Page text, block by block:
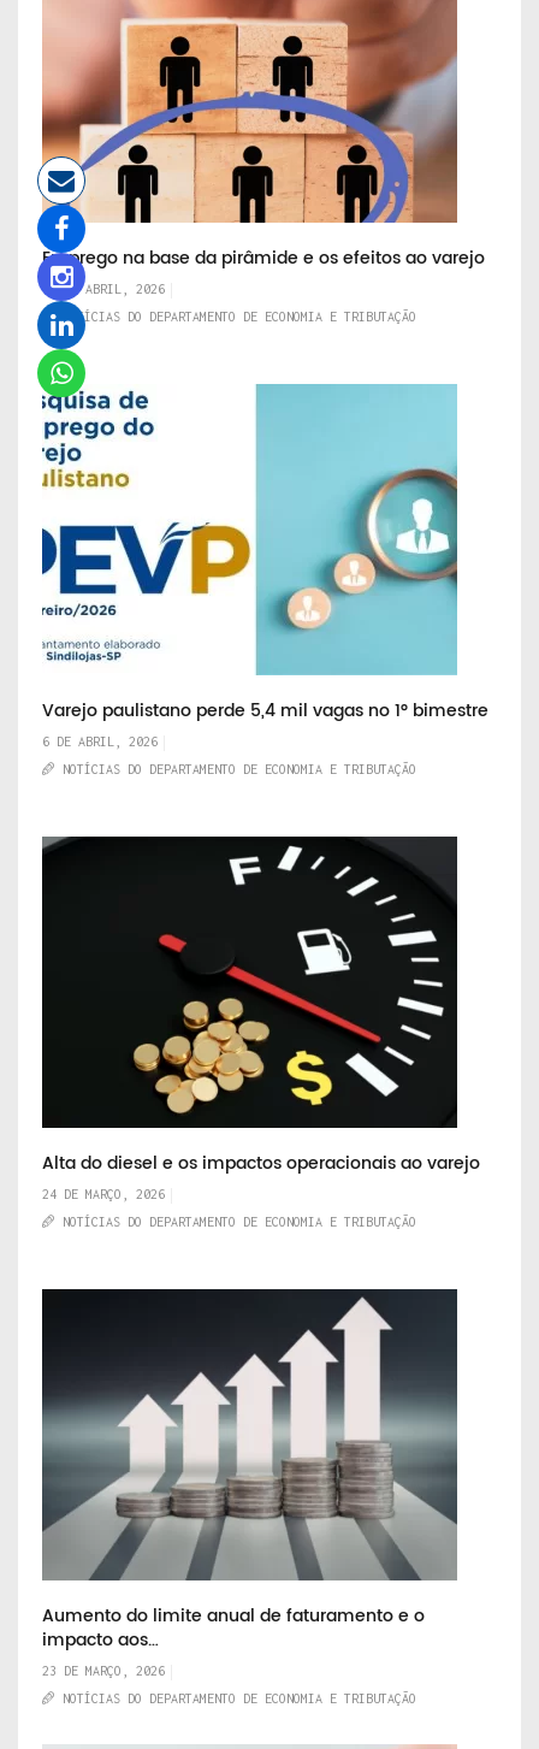
Emprego na base da pirâmide e os efeitos ao varejo
13 DE ABRIL, 2026
NOTÍCIAS DO DEPARTAMENTO DE ECONOMIA E TRIBUTAÇÃO
Varejo paulistano perde 5,4 mil vagas no 1° bimestre
6 DE ABRIL, 2026
NOTÍCIAS DO DEPARTAMENTO DE ECONOMIA E TRIBUTAÇÃO
Alta do diesel e os impactos operacionais ao varejo
24 DE MARÇO, 2026
NOTÍCIAS DO DEPARTAMENTO DE ECONOMIA E TRIBUTAÇÃO
Aumento do limite anual de faturamento e o
impacto aos…
23 DE MARÇO, 2026
NOTÍCIAS DO DEPARTAMENTO DE ECONOMIA E TRIBUTAÇÃO